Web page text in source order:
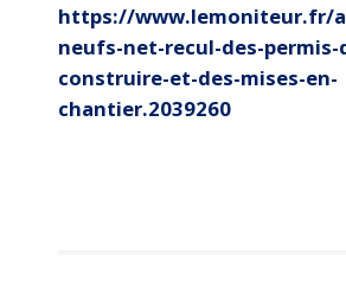
https://www.lemoniteur.fr/
neufs-net-recul-des-permis-
construire-et-des-mises-en-
chantier.2039260